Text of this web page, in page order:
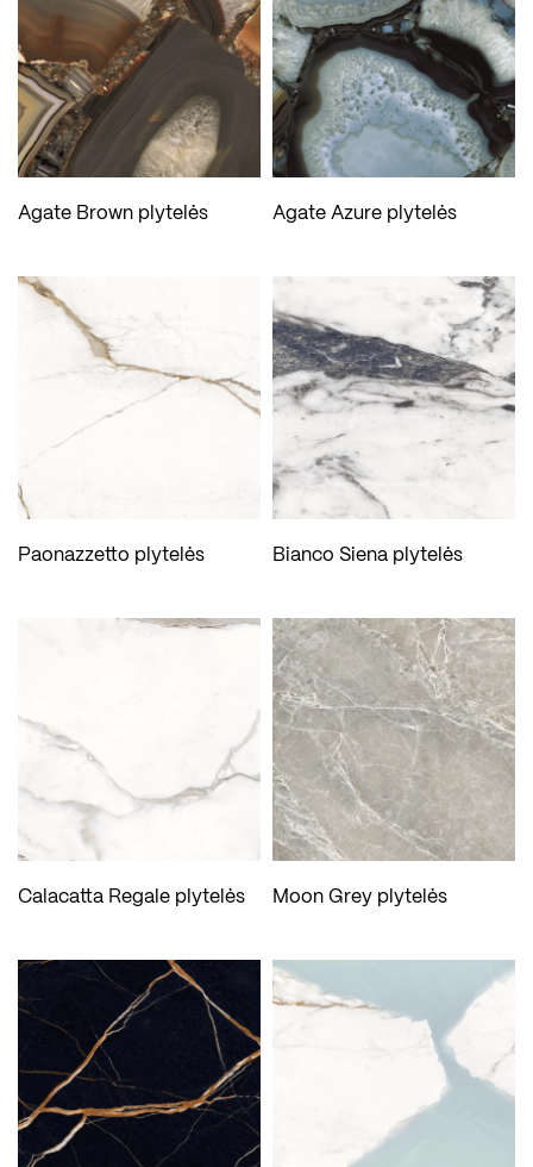
Agate Brown plytelės Agate Azure plytelės
Paonazzetto plytelės Bianco Siena plytelės
Calacatta Regale plytelės Moon Grey plytelės